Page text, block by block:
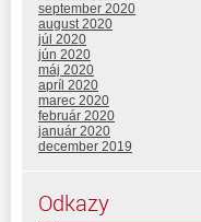
september 2020
august 2020
júl 2020
jún 2020
máj 2020
apríl 2020
marec 2020
február 2020
január 2020
december 2019
Odkazy